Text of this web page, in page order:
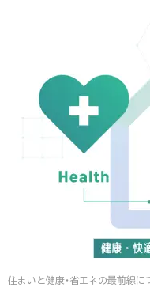
住まいと健康・省エネの最前線